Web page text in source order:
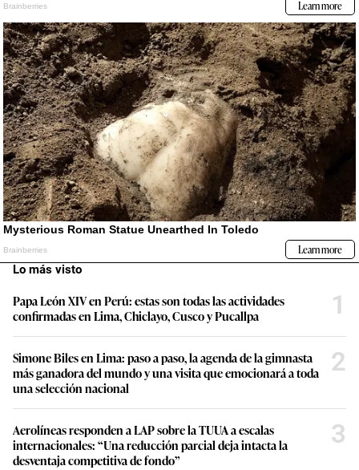
Lo más visto
Papa León XIV en Perú: estas son todas las actividades
confirmadas en Lima, Chiclayo, Cusco y Pucallpa
1
Simone Biles en Lima: paso a paso, la agenda de la gimnasta
más ganadora del mundo y una visita que emocionará a toda
una selección nacional
2
Aerolíneas responden a LAP sobre la TUUA a escalas
internacionales: “Una reducción parcial deja intacta la
desventaja competitiva de fondo”
3